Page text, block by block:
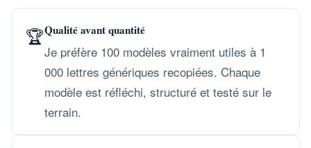
🏆Qualité avant quantité
Je préfère 100 modèles vraiment utiles à 1
000 lettres génériques recopiées. Chaque
modèle est réfléchi, structuré et testé sur le
terrain.